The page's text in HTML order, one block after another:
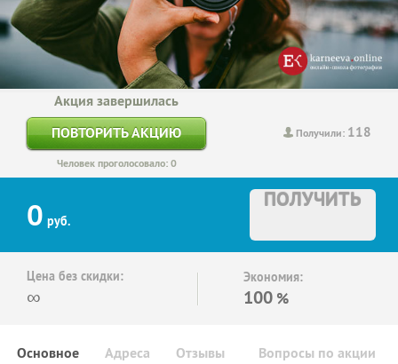
Получили: 118
Акция завершилась
ПОВТОРИТЬ АКЦИЮ
Человек проголосовало: 0
0 руб.
ПОЛУЧИТЬ
Цена без скидки:
∞
Экономия:
100 %
Основное Отзывы Вопросы по акции
Адреса